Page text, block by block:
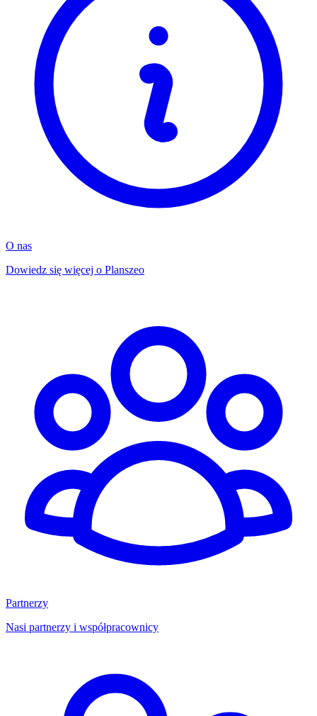
O nas
Dowiedz się więcej o Planszeo
Partnerzy
Nasi partnerzy i współpracownicy